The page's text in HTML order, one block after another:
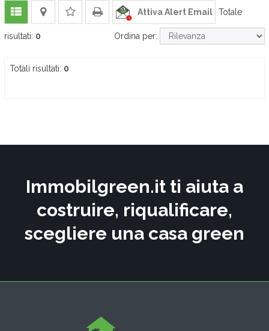
Attiva Alert Email Totale
risultati: 0 Ordina per:
Totali risultati: 0
Immobilgreen.it ti aiuta a
costruire, riqualificare,
scegliere una casa green